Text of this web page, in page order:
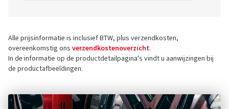
Alle prijsinformatie is inclusief BTW, plus verzendkosten,
overeenkomstig ons verzendkostenoverzicht.
In de informatie op de productdetailpagina's vindt u aanwijzingen bij
de productafbeeldingen.